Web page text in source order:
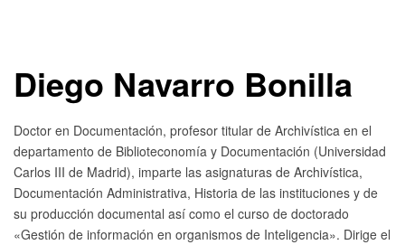
Diego Navarro Bonilla
Doctor en Documentación, profesor titular de Archivística en el
departamento de Biblioteconomía y Documentación (Universidad
Carlos III de Madrid), imparte las asignaturas de Archivística,
Documentación Administrativa, Historia de las instituciones y de
su producción documental así como el curso de doctorado
«Gestión de información en organismos de Inteligencia». Dirige el